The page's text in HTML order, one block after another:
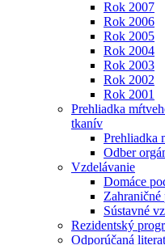
Rok 2007
Rok 2006
Rok 2005
Rok 2004
Rok 2003
Rok 2002
Rok 2001
Prehliadka
tkanív
Prehliadka
Odber
Vzdelávanie
Domáce
Zahraničné
Sústavné
Rezidentský
Odporúčaná